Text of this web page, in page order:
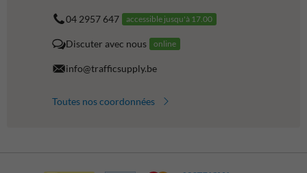
04 2957 647 accessible jusqu'à 17.00
Discuter avec nous online
info@trafficsupply.be
Toutes nos coordonnées